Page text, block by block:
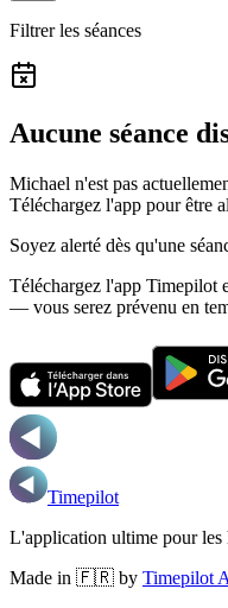
Filtrer les séances
Aucune séance
Michael n'est pas
Téléchargez l'app pour être
Soyez alerté dès qu'une
Téléchargez l'app Timepilot
— vous serez prévenu en
Timepilot
L'application ultime pour les
Made in 🇫🇷 by Timepilot